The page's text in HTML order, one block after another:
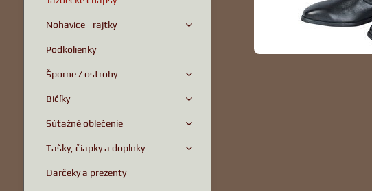
Nohavice - rajtky
Podkolienky
Šporne / ostrohy
Bičíky
Súťažné oblečenie
Tašky, čiapky a doplnky
Darčeky a prezenty